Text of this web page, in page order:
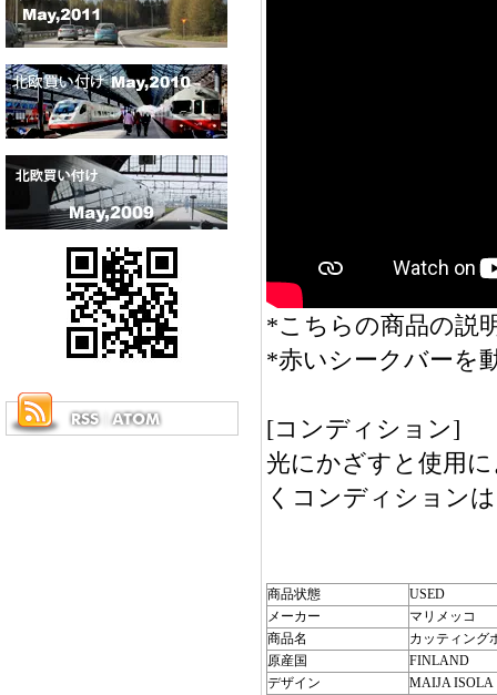
*こちらの商品の説
*赤いシークバーを
[コンディション]
光にかざすと使用
くコンディション
商品状態
USED
メーカー
マリメッコ
商品名
カッティング
原産国
FINLAND
デザイン
MAIJA ISOLA